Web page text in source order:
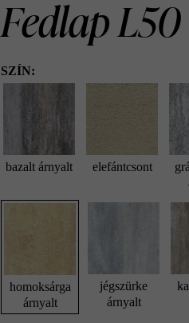
Fedlap
SZÍN:
bazalt árnyalt elefántcsont
homoksárga
árnyalt
jégszürke
árnyalt